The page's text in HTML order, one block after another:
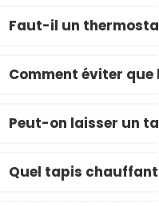
Faut-il un
Comment éviter
Peut-on laisser un
Quel tapis